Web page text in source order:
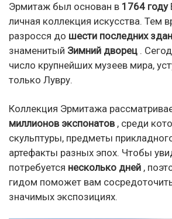
Эрмитаж был основан в 1764 году
личная коллекция искусства. Тем
разросся до шести последних
знаменитый Зимний дворец .
число крупнейших музеев мира,
только Лувру.
Коллекция Эрмитажа
миллионов экспонатов, среди
скульптуры, предметы
артефакты разных эпох. Чтобы
потребуется несколько дней ,
гидом поможет вам
значимых экспозициях.